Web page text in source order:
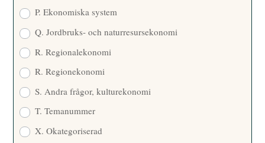
P. Ekonomiska system
Q. Jordbruks- och naturresursekonomi
R. Regionalekonomi
R. Regionekonomi
S. Andra frågor, kulturekonomi
T. Temanummer
X. Okategoriserad